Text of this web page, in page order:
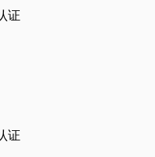
证
证